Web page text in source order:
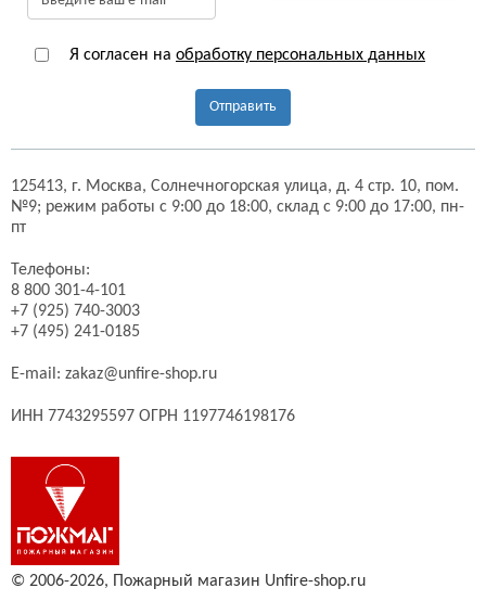
Я согласен на обработку персональных данных
Отправить
125413, г. Москва, Солнечногорская улица, д. 4 стр. 10, пом.
№9; режим работы с 9:00 до 18:00, склад с 9:00 до 17:00, пн-
пт
Телефоны:
8 800 301-4-101
+7 (925) 740-3003
+7 (495) 241-0185
E-mail: zakaz@unfire-shop.ru
ИНН 7743295597 ОГРН 1197746198176
© 2006-2026, Пожарный магазин Unfire-shop.ru